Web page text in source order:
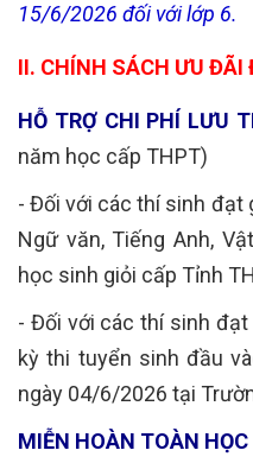
15/6/2026 đối với lớp 6.
II. CHÍNH SÁCH ƯU ĐÃI
HỖ TRỢ CHI PHÍ LƯU
năm học cấp THPT)
- Đối với các thí sinh đạt
Ngữ văn, Tiếng Anh,
học sinh giỏi cấp Tỉnh
- Đối với các thí sinh đạt
kỳ thi tuyển sinh đầu
ngày 04/6/2026 tại
MIỄN HOÀN TOÀN HỌC